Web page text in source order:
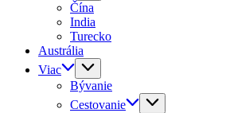
Čína
India
Turecko
Austrália
Viac
Bývanie
Cestovanie